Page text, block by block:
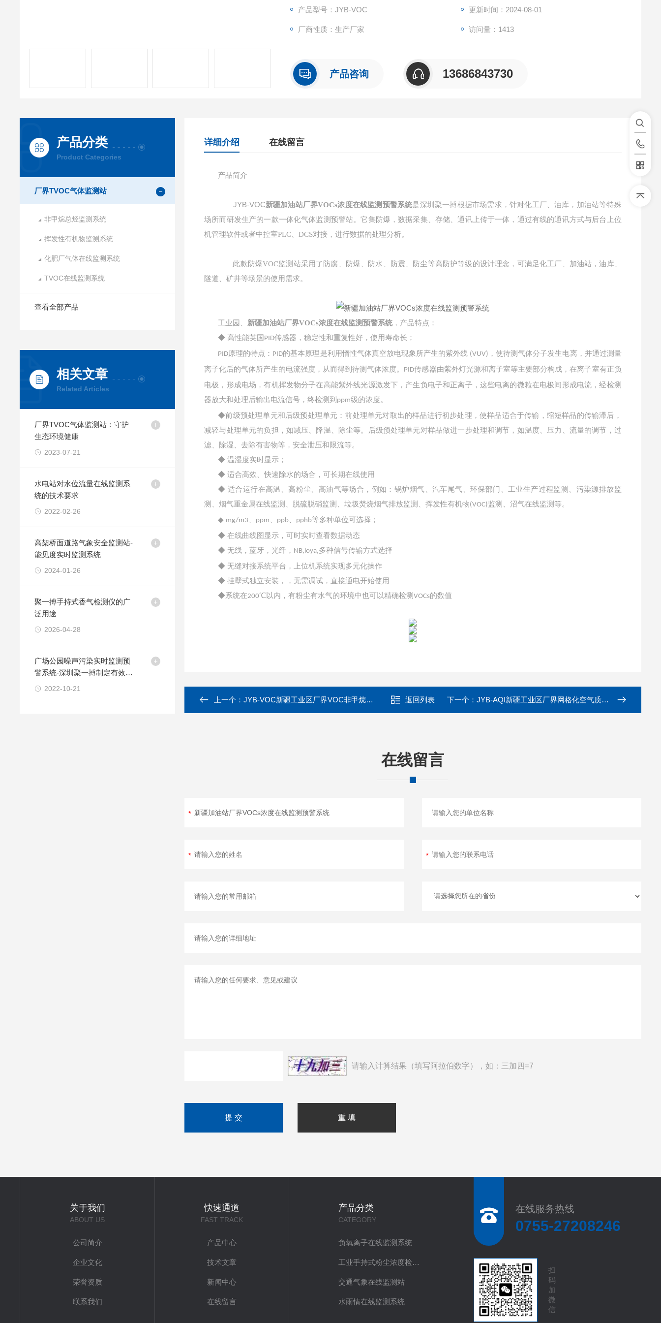
产品型号：JYB-VOC 更新时间：2024-08-01
厂商性质：生产厂家 访问量：1413
产品咨询 13686843730
产品分类
Product Categories
厂界TVOC气体监测站
非甲烷总烃监测系统
挥发性有机物监测系统
化肥厂气体在线监测系统
TVOC在线监测系统
查看全部产品
相关文章
Related Articles
厂界TVOC气体监测站：守护
生态环境健康
2023-07-21
水电站对水位流量在线监测系
统的技术要求
2022-02-26
高架桥面道路气象安全监测站-
能见度实时监测系统
2024-01-26
聚一搏手持式香气检测仪的广
泛用途
2026-04-28
广场公园噪声污染实时监测预
警系统-深圳聚一搏制定有效方
案
2022-10-21
详细介绍 在线留言
产品简介
JYB-VOC新疆加油站厂界VOCs浓度在线监测预警系统是深圳聚一搏根据市场需求，针对化工厂、油库，加油站等特殊
场所而研发生产的一款一体化气体监测预警站。它集防爆，数据采集、存储、通讯上传于一体，通过有线的通讯方式与后台上位
机管理软件或者中控室PLC、DCS对接，进行数据的处理分析。
此款防爆VOC监测站采用了防腐、防爆、防水、防震、防尘等高防护等级的设计理念，可满足化工厂、加油站，油库、
隧道、矿井等场景的使用需求。
工业园、 新疆加油站厂界VOCs浓度在线监测预警系统， 产品特点：
◆ 高性能英国 PID传感器，稳定性和重复性好，使用寿命长；
PID原理的特点： PID的基本原理是利用惰性气体真空放电现象所产生的紫外线 (VUV) ，使待测气体分子发生电离，并通过测量
离子化后的气体所产生的电流强度，从而得到待测气体浓度。 PID传感器由紫外灯光源和离子室等主要部分构成，在离子室有正负
电极，形成电场，有机挥发物分子在高能紫外线光源激发下，产生负电子和正离子，这些电离的微粒在电极间形成电流，经检测
器放大和处理后输出电流信号，终检测到 ppm级的浓度。
◆前级预处理单元和后级预处理单元：前处理单元对取出的样品进行初步处理，使样品适合于传输，缩短样品的传输滞后，
减轻与处理单元的负担，如减压、降温、除尘等。后级预处理单元对样品做进一步处理和调节，如温度、压力、流量的调节，过
滤、除湿、去除有害物等，安全泄压和限流等。
◆ 温湿度实时显示；
◆ 适合高效、快速除水的场合，可长期在线使用
◆ 适合运行在高温、高粉尘、高油气等场合，例如：锅炉烟气、汽车尾气、环保部门、工业生产过程监测、污染源排放监
测、烟气重金属在线监测、脱硫脱硝监测、垃圾焚烧烟气排放监测、挥发性有机物(VOC)监测、沼气在线监测等。
◆ mg/m3 ppm ppb pphb等多种单位可选择；
◆ 在线曲线图显示，可时实时查看数据动态
◆ 无线，蓝牙，光纤， NB,loya,多种信号传输方式选择
◆ 无缝对接系统平台，上位机系统实现多元化操作
◆ 挂壁式独立安装，，无需调试，直接通电开始使用
◆系统在200℃以内，有粉尘有水气的环境中也可以精确检测VOCs的数值
上一个：JYB-VOC新疆工业区厂界VOC非甲烷总烃气体监测站 返回列表 下一个： JYB-AQI新疆工业区厂界网格化空气质量监测微型站
在线留言
请输入计算结果（填写阿拉伯数字），如：三加四=7
关于我们
ABOUT US
公司简介
企业文化
荣誉资质
联系我们
快速通道
FAST TRACK
产品中心
技术文章
新闻中心
在线留言
产品分类
CATEGORY
负氧离子在线监测系统
工业手持式粉尘浓度检测仪
交通气象在线监测站
水雨情在线监测系统
在线服务热线
0755-27208246
扫
码
加
微
信